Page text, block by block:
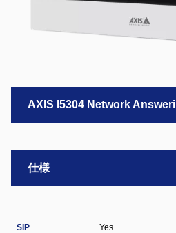
AXIS I5304 Network
仕様
SIP Yes